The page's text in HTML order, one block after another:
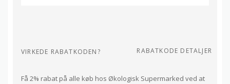
VIRKEDE RABATKODEN? RABATKODE DETALJER
Få 2% rabat på alle køb hos Økologisk Supermarked ved at